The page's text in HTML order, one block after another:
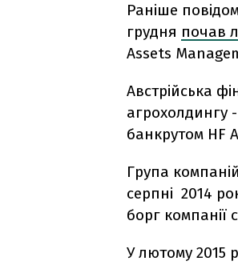
Раніше
грудня почав
Assets
Австрійська
агрохолдингу
банкрутом HF
Група
серпні 2014
борг компанії
У лютому 2015